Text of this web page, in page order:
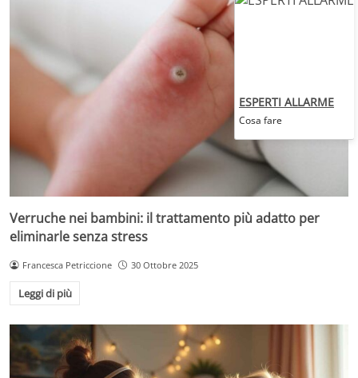
Verruche nei bambini: il trattamento più adatto per
eliminarle senza stress
Francesca Petriccione 30 Ottobre 2025
Leggi di più
ESPERTI ALLARME
Cosa fare